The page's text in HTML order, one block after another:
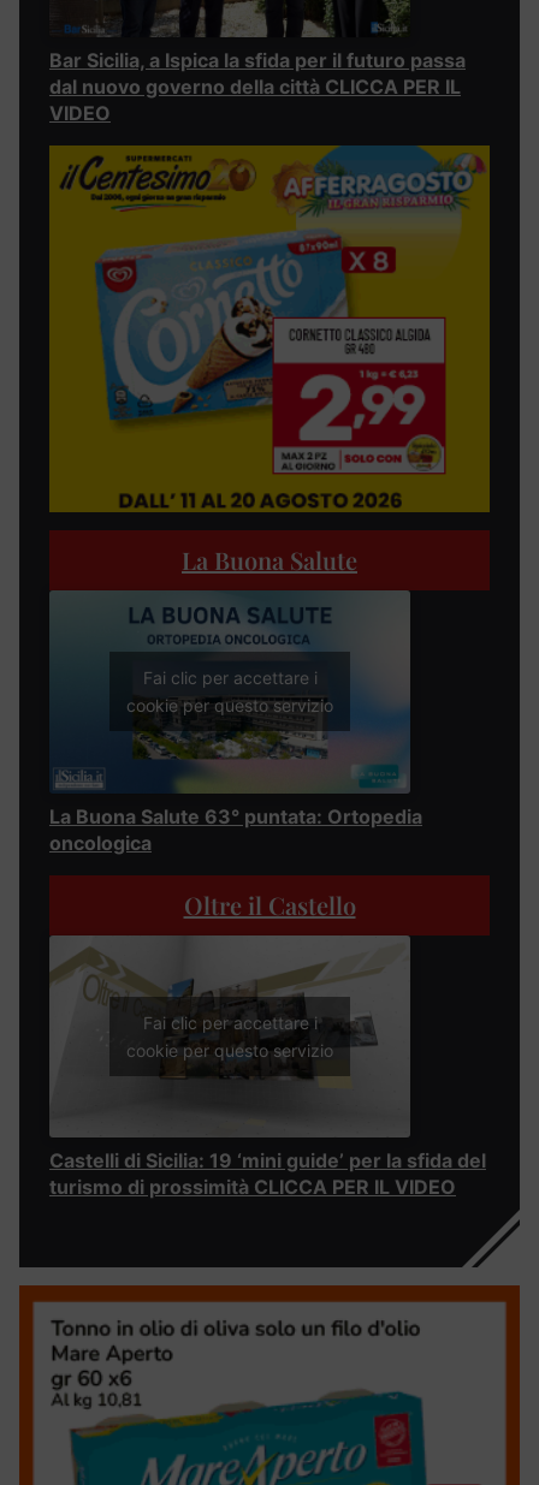
Bar Sicilia, a Ispica la sfida per il futuro passa
dal nuovo governo della città CLICCA PER IL
VIDEO
La Buona Salute
Fai clic per accettare i
cookie per questo servizio
La Buona Salute 63° puntata: Ortopedia
oncologica
Oltre il Castello
Fai clic per accettare i
cookie per questo servizio
Castelli di Sicilia: 19 ‘mini guide’ per la sfida del
turismo di prossimità CLICCA PER IL VIDEO